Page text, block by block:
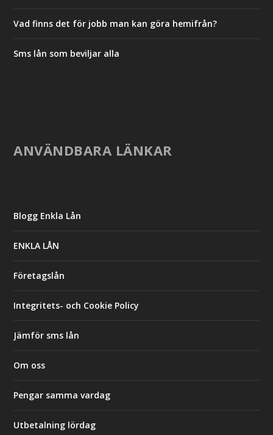
Vad finns det för jobb man kan göra hemifrån?
Sms lån som beviljar alla
ANVÄNDBARA LÄNKAR
Blogg Enkla Lån
ENKLA LÅN
Företagslån
Integritets- och Cookie Policy
Jämför sms lån
Om oss
Pengar samma vardag
Utbetalning lördag